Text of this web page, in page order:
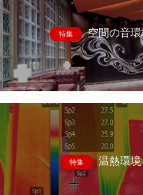
特集 空間の音
特集 温熱環